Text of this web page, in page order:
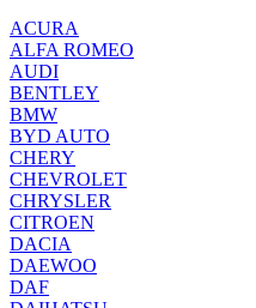
ACURA
ALFA ROMEO
AUDI
BENTLEY
BMW
BYD AUTO
CHERY
CHEVROLET
CHRYSLER
CITROEN
DACIA
DAEWOO
DAF